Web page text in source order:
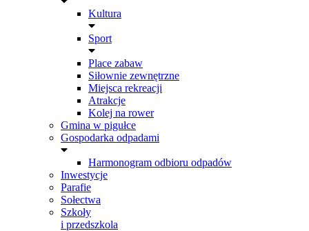
Kultura
Sport
Place zabaw
Siłownie zewnętrzne
Miejsca rekreacji
Atrakcje
Kolej na rower
Gmina w pigułce
Gospodarka odpadami
Harmonogram odbioru odpadów
Inwestycje
Parafie
Sołectwa
Szkoły
i przedszkola